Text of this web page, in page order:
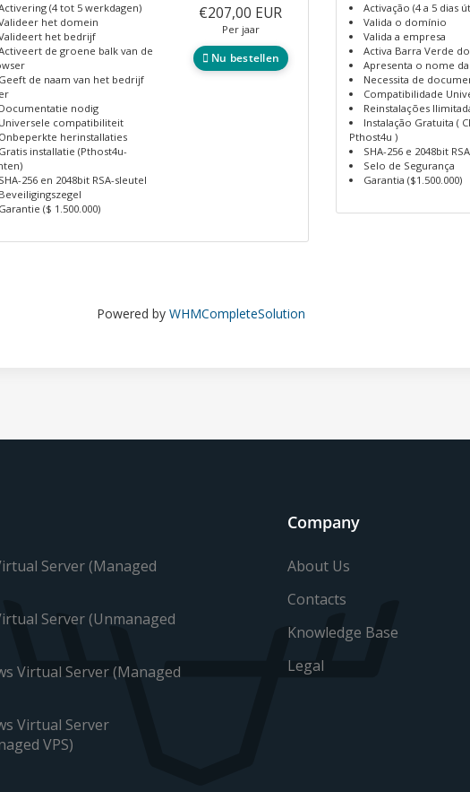
(4 tot 5 werkdagen)
het domein
het bedrijf
de groene balk van de
Geeft de naam van het bedrijf
Documentatie nodig
Universele compatibiliteit
Onbeperkte herinstallaties
Gratis installatie (Pthost4u-
SHA-256 en 2048bit RSA-sleutel
Beveiligingszegel
Garantie ($ 1.500.000)
€207,00 EUR
Per jaar
Nu bestellen
Activação (4 a 5 dias
Valida o domínio
Valida a empresa
Activa Barra Verde
Apresenta o nome da
Necessita de
Compatibilidade
Reinstalações
Instalação Gratuita (
Pthost4u )
SHA-256 e 2048bit
Selo de Segurança
Garantia ($1.500.000)
Powered by WHMCompleteSolution
Server (Managed
Server (Unmanaged
Virtual Server (Managed
Virtual Server
VPS)
Company
About Us
Contacts
Knowledge Base
Legal